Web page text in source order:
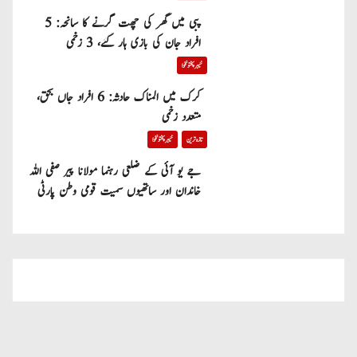
پبی میں گھر کی چھت گرنے کا سانحہ: 5
افراد جان کی بازی ہار گئے، 3 زخمی
خیبر پختونخوا
کرک میں المناک حادثہ: 6 افراد جاں بحق،
متعدد زخمی
تازہ ترین خیبر پختونخوا
جے یو آئی کے ضلعی رہنما مولانا پیر صفی اللہ
خاندان اور ساتھیوں سمیت قومی وطن پارٹی